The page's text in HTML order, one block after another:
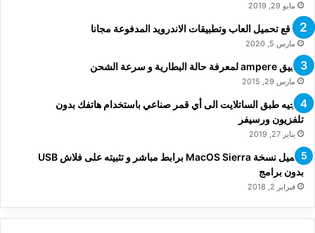
مايو 29, 2019
مواقع تحميل العاب وتطبيقات الاندرويد المدفوعة مجانا
مارس 5, 2020
تطبيق ampere لمعرفة حالة البطارية و سرعة الشحن
مارس 29, 2015
توجيه طبق الساتلايت الى أي قمر صناعي باستخدام هاتفك بدون
تلفزيون ورسيفر
يناير 27, 2019
تحميل نسخة MacOS Sierra برابط مباشر و تثبيته على فلاش USB
بدون برامج
فبراير 2, 2018